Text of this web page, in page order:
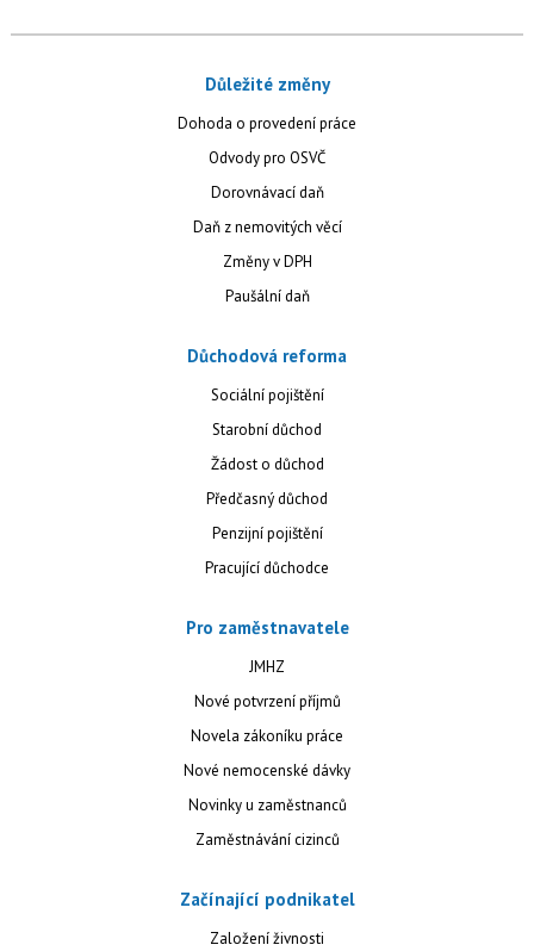
Důležité změny
Dohoda o provedení práce
Odvody pro OSVČ
Dorovnávací daň
Daň z nemovitých věcí
Změny v DPH
Paušální daň
Důchodová reforma
Sociální pojištění
Starobní důchod
Žádost o důchod
Předčasný důchod
Penzijní pojištění
Pracující důchodce
Pro zaměstnavatele
JMHZ
Nové potvrzení příjmů
Novela zákoníku práce
Nové nemocenské dávky
Novinky u zaměstnanců
Zaměstnávání cizinců
Začínající podnikatel
Založení živnosti